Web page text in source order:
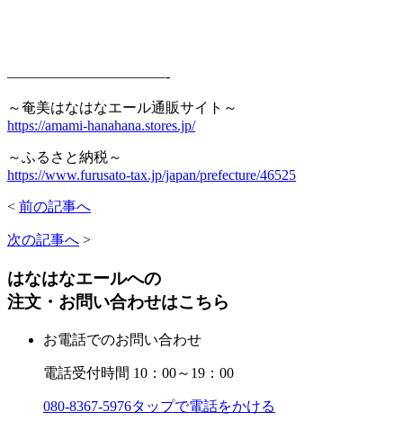
———————————-
～奄美はなはなエール通販サイト～
https://amami-hanahana.stores.jp/
～ふるさと納税～
https://www.furusato-tax.jp/japan/prefecture/46525
< 前の記事へ
次の記事へ >
はなはなエールへの
注文・お問い合わせはこちら
お電話でのお問い合わせ
電話受付時間 10：00～19：00
080-8367-5976タップで電話をかける